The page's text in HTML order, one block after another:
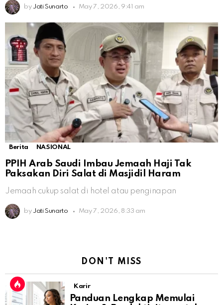
by Jati Sunarto May 7, 2026, 9:41 am
Berita NASIONAL
PPIH Arab Saudi Imbau Jemaah Haji Tak
Paksakan Diri Salat di Masjidil Haram
Jemaah cukup salat di hotel atau penginapan
by Jati Sunarto May 7, 2026, 8:33 am
DON'T MISS
Karir
Panduan Lengkap Memulai